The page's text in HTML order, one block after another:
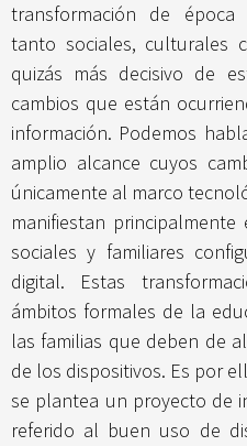
transformación de época
tanto sociales, culturales
quizás más decisivo de
cambios que están
información. Podemos
amplio alcance cuyos
únicamente al marco
manifiestan
sociales y familiares
digital. Estas
ámbitos formales de la
las familias que deben de
de los dispositivos. Es por
se plantea un proyecto de
referido al buen uso de